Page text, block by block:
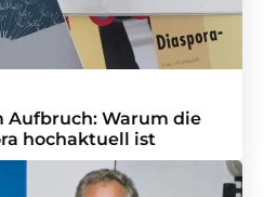
Aufbruch: Warum die
hochaktuell ist